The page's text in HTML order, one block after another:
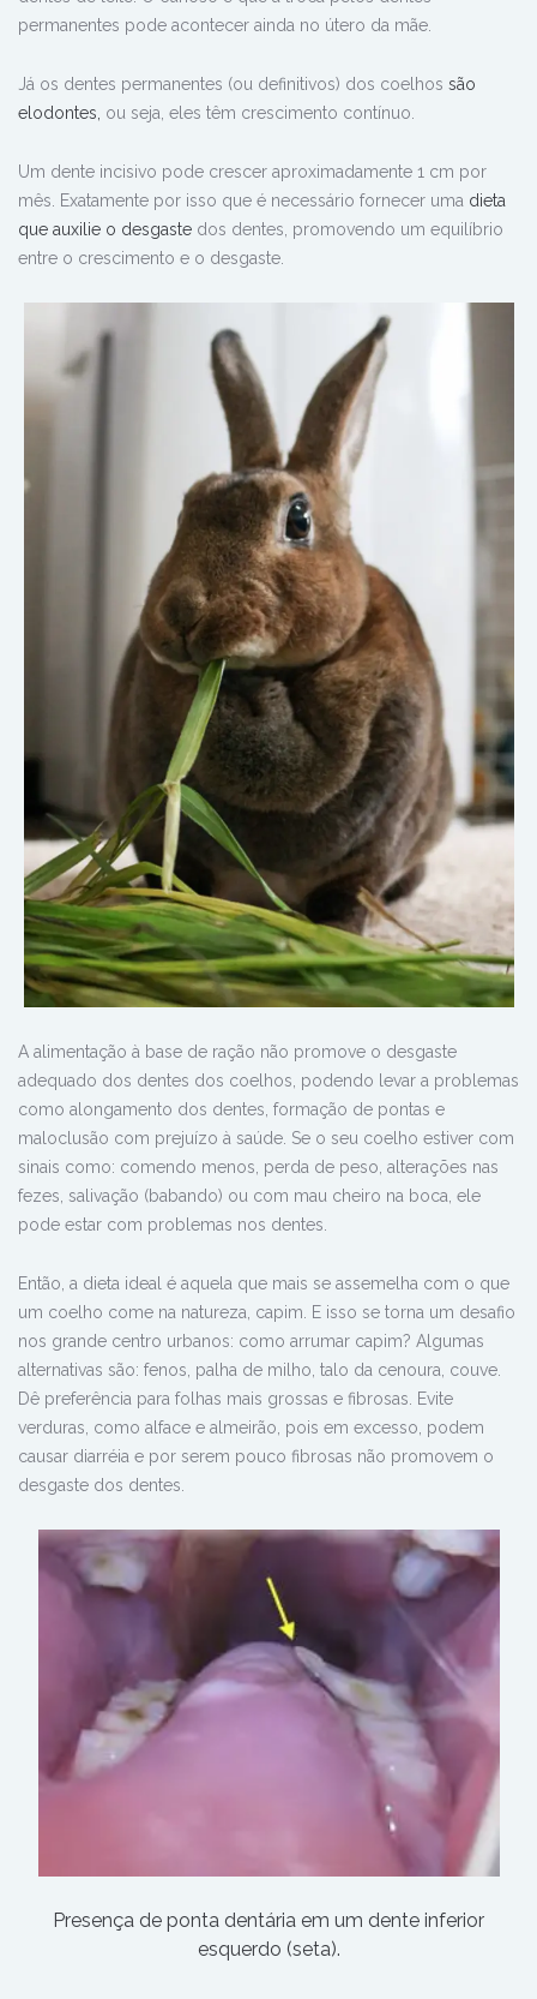
permanentes pode acontecer ainda no útero da mãe.
Já os dentes permanentes (ou definitivos) dos coelhos são
elodontes, ou seja, eles têm crescimento contínuo.
Um dente incisivo pode crescer aproximadamente 1 cm por
mês.
Exatamente por isso que é necessário fornecer uma dieta
que auxilie o desgaste dos dentes, promovendo um equilíbrio
entre o crescimento e o desgaste.
A alimentação à base de ração não promove o desgaste
adequado dos dentes dos coelhos, podendo levar a problemas
como alongamento dos dentes, formação de pontas e
maloclusão com prejuízo à saúde. Se o seu coelho estiver com
sinais como: comendo menos, perda de peso, alterações nas
fezes, salivação (babando) ou com mau cheiro na boca, ele
pode estar com problemas nos dentes.
Então, a dieta ideal é aquela que mais se assemelha com o que
um coelho come na natureza, capim. E isso se torna um desafio
nos grande centro urbanos: como arrumar capim? Algumas
alternativas são: fenos, palha de milho, talo da cenoura, couve.
Dê preferência para folhas mais grossas e fibrosas. Evite
verduras, como alface e almeirão, pois em excesso, podem
causar diarréia e por serem pouco fibrosas não promovem o
desgaste dos dentes.
Presença de ponta dentária em um dente inferior
esquerdo (seta).